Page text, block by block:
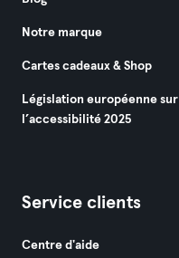
Notre marque
Cartes cadeaux & Shop
Législation européenne sur
l’accessibilité 2025
Service clients
Centre d'aide